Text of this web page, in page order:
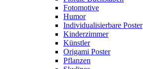
Fotomotive
Humor
Individualisierbare Poster
Kinderzimmer
Künstler
Origami Poster
Pflanzen